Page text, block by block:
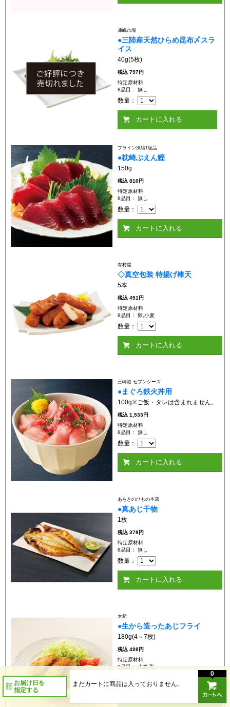
凍眠市場
●三陸産天然ひらめ昆布〆スラ
イス
40g(5枚)
税込797円
特定原材料
8品目： 無し
数量：
カートに入れる
ブライン凍結1級品
●枕崎ぶえん鰹
150g
税込810円
特定原材料
8品目： 無し
数量：
カートに入れる
有村屋
◇真空包装 特揚げ棒天
5本
税込451円
特定原材料
8品目： 卵,小麦
数量：
カートに入れる
三崎港 セブンシーズ
●まぐろ鉄火丼用
100g※ご飯・タレは含まれません。
税込1,533円
特定原材料
8品目： 無し
数量：
カートに入れる
あをきのひもの本店
●真あじ干物
1枚
税込378円
特定原材料
8品目： 無し
数量：
カートに入れる
太新
●生から造ったあじフライ
180g(4～7枚)
税込498円
特定原材料
8品目： 小麦,乳
お届け日を
指定する
0
まだカートに商品は入っておりません。